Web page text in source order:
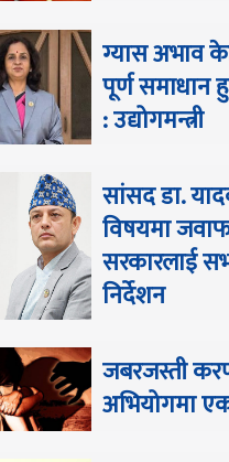
ग्यास अभाव
पूर्ण समाधान
: उद्योगमन्त्री
सांसद डा‍‍.
विषयमा
सरकारलाई
निर्देशन
जबरजस्ती
अभियोगमा